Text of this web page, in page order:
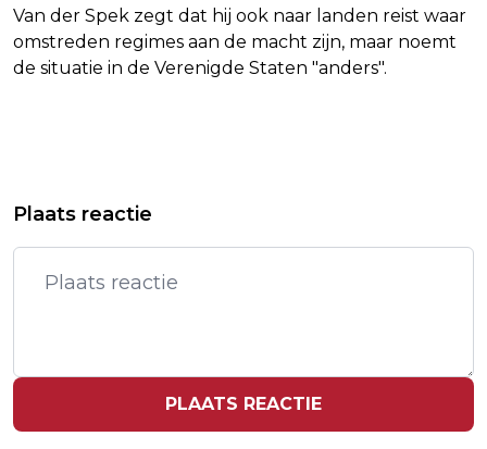
Van der Spek zegt dat hij ook naar landen reist waar
omstreden regimes aan de macht zijn, maar noemt
de situatie in de Verenigde Staten "anders".
NIEUWSTE ALBUM BOVENAAN
METTE-MARIT NIET NAAR
BUITENLAND ZOLANG ZE OP
WACHTLIJST STAAT
Plaats reactie
PLAATS REACTIE